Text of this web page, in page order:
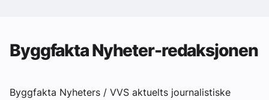
Redaksjonen
Annonsere
Byggfakta Nyheter-redaksjonen
Byggfakta Nyheters / VVS aktuelts journalistiske